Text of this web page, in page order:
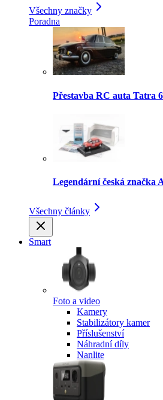
Všechny značky
Poradna
Přestavba RC auta Tatra
Legendární česká značka
Všechny články
Smart
Foto a video
Kamery
Stabilizátory kamer
Příslušenství
Náhradní díly
Nanlite